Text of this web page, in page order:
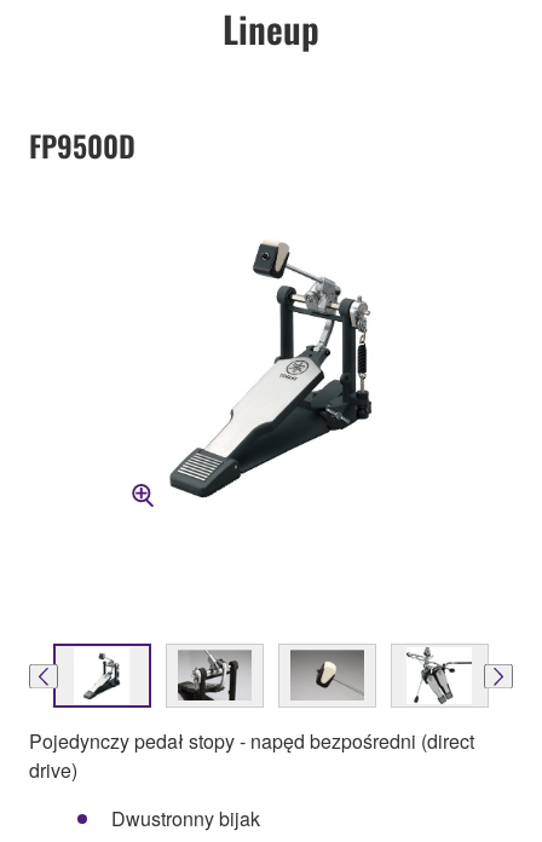
Lineup
FP9500D
Pojedynczy pedał stopy - napęd bezpośredni (direct
drive)
Dwustronny bijak